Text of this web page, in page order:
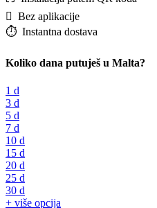
️ Bez aplikacije
⏱️️ Instantna dostava
Koliko dana putuješ u Malta?
1 d
3 d
5 d
7 d
10 d
15 d
20 d
25 d
30 d
+ više opcija